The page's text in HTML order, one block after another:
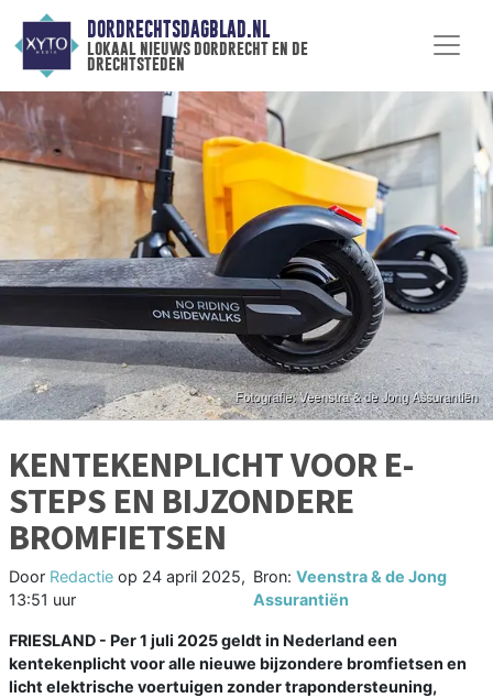
DORDRECHTSDAGBLAD.NL
lokaal nieuws dordrecht en de
drechtsteden
KENTEKENPLICHT VOOR E-
STEPS EN BIJZONDERE
BROMFIETSEN
Door Redactie op 24 april 2025,
13:51 uur
Bron: Veenstra & de Jong
Assurantiën
FRIESLAND - Per 1 juli 2025 geldt in Nederland een
kentekenplicht voor alle nieuwe bijzondere bromfietsen en
licht elektrische voertuigen zonder trapondersteuning,